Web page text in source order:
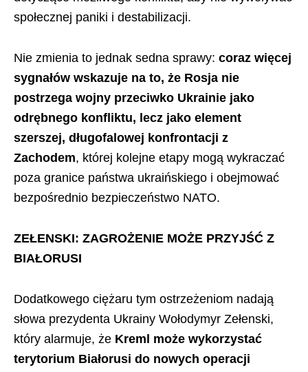
społecznej paniki i destabilizacji.
Nie zmienia to jednak sedna sprawy: coraz więcej
sygnałów wskazuje na to, że Rosja nie
postrzega wojny przeciwko Ukrainie jako
odrębnego konfliktu, lecz jako element
szerszej, długofalowej konfrontacji z
Zachodem, której kolejne etapy mogą wykraczać
poza granice państwa ukraińskiego i obejmować
bezpośrednio bezpieczeństwo NATO.
ZEŁENSKI: ZAGROŻENIE MOŻE PRZYJŚĆ Z
BIAŁORUSI
Dodatkowego ciężaru tym ostrzeżeniom nadają
słowa prezydenta Ukrainy Wołodymyr Zełenski,
który alarmuje, że Kreml może wykorzystać
terytorium Białorusi do nowych operacji